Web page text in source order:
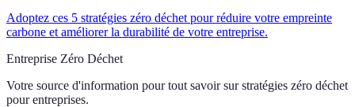
Adoptez ces 5 stratégies zéro déchet pour réduire votre empreinte
carbone et améliorer la durabilité de votre entreprise.
Entreprise Zéro Déchet
Votre source d'information pour tout savoir sur stratégies zéro déchet
pour entreprises.